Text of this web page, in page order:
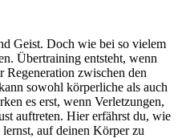
Geist. Doch wie bei so vielem
Übertraining entsteht, wenn
zwischen den
sowohl körperliche als auch
es erst, wenn Verletzungen,
auftreten. Hier erfährst du, wie
auf deinen Körper zu